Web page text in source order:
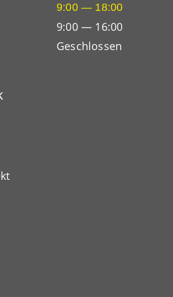
9:00 — 18:00
9:00 — 16:00
Geschlossen